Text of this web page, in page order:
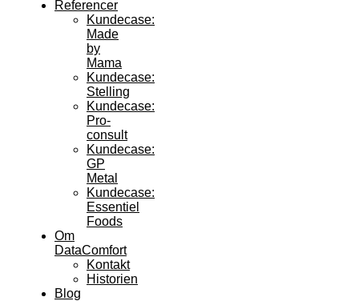
Referencer
Kundecase:
Made
by
Mama
Kundecase:
Stelling
Kundecase:
Pro-
consult
Kundecase:
GP
Metal
Kundecase:
Essentiel
Foods
Om
DataComfort
Kontakt
Historien
Blog